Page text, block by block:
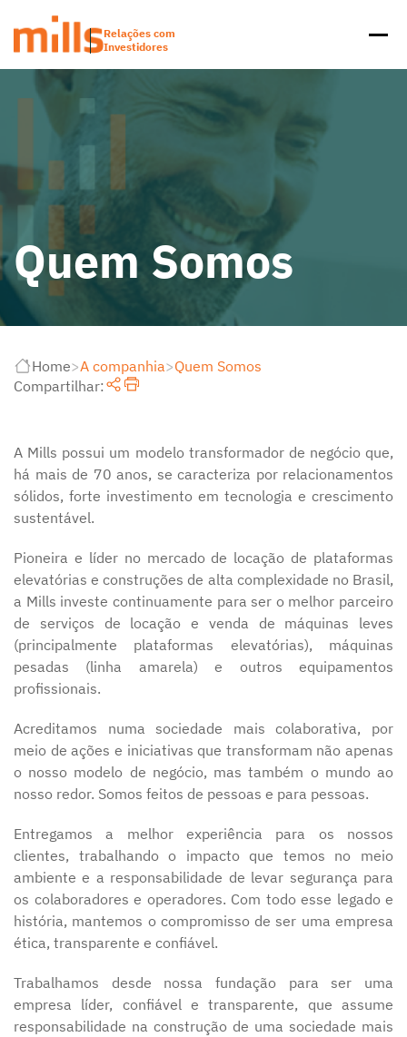
Relações com
Investidores
Quem Somos
Home>A companhia>Quem Somos
Compartilhar:
A Mills possui um modelo transformador de negócio que,
há mais de 70 anos, se caracteriza por relacionamentos
sólidos, forte investimento em tecnologia e crescimento
sustentável.
Pioneira e líder no mercado de locação de plataformas
elevatórias e construções de alta complexidade no Brasil,
a Mills investe continuamente para ser o melhor parceiro
de serviços de locação e venda de máquinas leves
(principalmente plataformas elevatórias), máquinas
pesadas (linha amarela) e outros equipamentos
profissionais.
Acreditamos numa sociedade mais colaborativa, por
meio de ações e iniciativas que transformam não apenas
o nosso modelo de negócio, mas também o mundo ao
nosso redor. Somos feitos de pessoas e para pessoas.
Entregamos a melhor experiência para os nossos
clientes, trabalhando o impacto que temos no meio
ambiente e a responsabilidade de levar segurança para
os colaboradores e operadores. Com todo esse legado e
história, mantemos o compromisso de ser uma empresa
ética, transparente e confiável.
Trabalhamos desde nossa fundação para ser uma
empresa líder, confiável e transparente, que assume
responsabilidade na construção de uma sociedade mais